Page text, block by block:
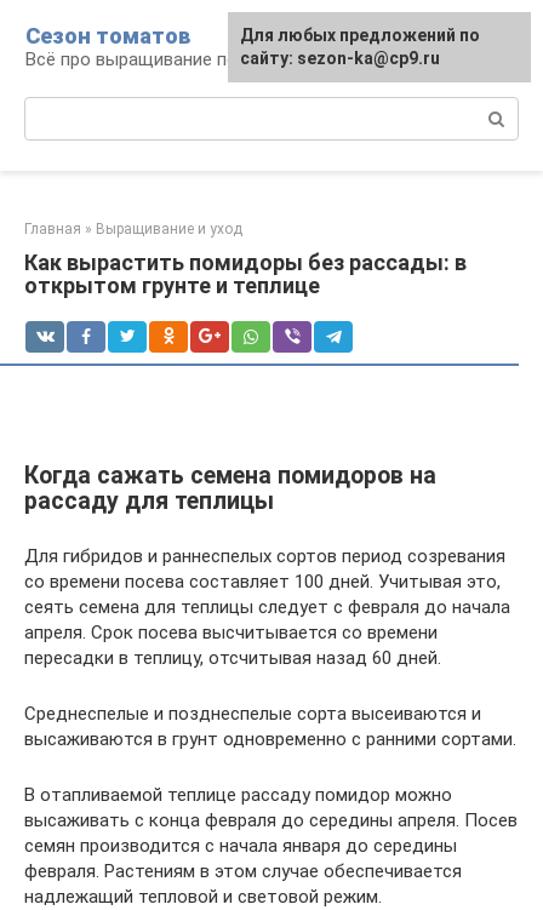
контенту
Сезон томатов
Всё про выращивание помидоров
Главная » Выращивание и уход
Как вырастить помидоры без рассады: в
открытом грунте и теплице
Когда сажать семена помидоров на
рассаду для теплицы
Для гибридов и раннеспелых сортов период созревания
со времени посева составляет 100 дней. Учитывая это,
сеять семена для теплицы следует с февраля до начала
апреля. Срок посева высчитывается со времени
пересадки в теплицу, отсчитывая назад 60 дней.
Среднеспелые и позднеспелые сорта высеиваются и
высаживаются в грунт одновременно с ранними сортами.
В отапливаемой теплице рассаду помидор можно
высаживать с конца февраля до середины апреля. Посев
семян производится с начала января до середины
февраля. Растениям в этом случае обеспечивается
надлежащий тепловой и световой режим.
Для любых предложений по
сайту: sezon-ka@cp9.ru